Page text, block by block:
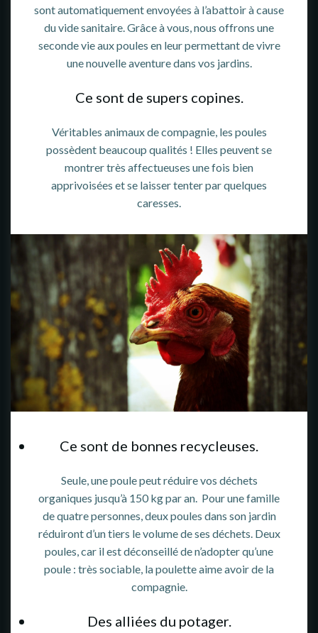
sont automatiquement envoyées à l’abattoir à cause
du vide sanitaire. Grâce à vous, nous offrons une
seconde vie aux poules en leur permettant de vivre
une nouvelle aventure dans vos jardins.
Ce sont de supers copines.
Véritables animaux de compagnie, les poules
possèdent beaucoup qualités ! Elles peuvent se
montrer très affectueuses une fois bien
apprivoisées et se laisser tenter par quelques
caresses.
Ce sont de bonnes recycleuses.
Seule, une poule peut réduire vos déchets
organiques jusqu’à 150 kg par an. Pour une famille
de quatre personnes, deux poules dans son jardin
réduiront d’un tiers le volume de ses déchets. Deux
poules, car il est déconseillé de n’adopter qu’une
poule : très sociable, la poulette aime avoir de la
compagnie.
Des alliées du potager.